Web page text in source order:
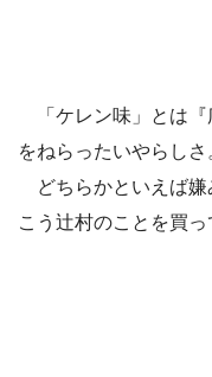
「ケレン味」とは
をねらったいやらしさ
どちらかといえば嫌
こう辻村のことを買っ